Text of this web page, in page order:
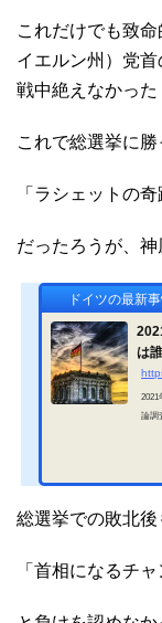
これだけでも致
イエルン州）党
戦中絶えなかった
これで総選挙に勝
「ラシェットの奇
だったろうが、神
ドイツの最新
は
2021
論調
1）
総選挙での敗北後
「首相になるチ